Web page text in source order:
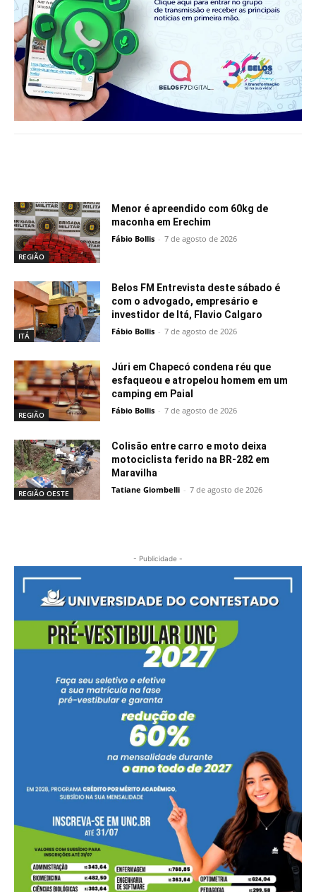
REGIÃO
Menor é apreendido com 60kg de
maconha em Erechim
Fábio Bollis - 7 de agosto de 2026
ITÁ
Belos FM Entrevista deste sábado é
com o advogado, empresário e
investidor de Itá, Flavio Calgaro
Fábio Bollis - 7 de agosto de 2026
REGIÃO
Júri em Chapecó condena réu que
esfaqueou e atropelou homem em um
camping em Paial
Fábio Bollis - 7 de agosto de 2026
REGIÃO OESTE
Colisão entre carro e moto deixa
motociclista ferido na BR-282 em
Maravilha
Tatiane Giombelli - 7 de agosto de 2026
- Publicidade -